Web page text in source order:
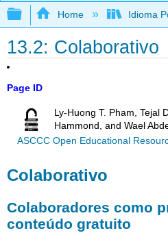
Expand/collapse
Home Idioma
13.2: Colaborativo
Page ID
Ly-Huong T. Pham, Tejal
Hammond, and Wael
ASCCC Open Educational
Colaborativo
Colaboradores como
conteúdo gratuito